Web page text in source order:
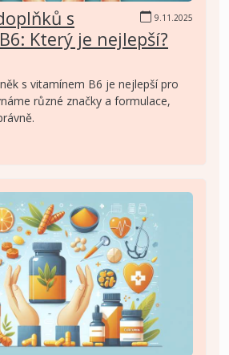
9.11.2025
s
Který je nejlepší?
s vitamínem B6 je nejlepší pro
různé značky a formulace,